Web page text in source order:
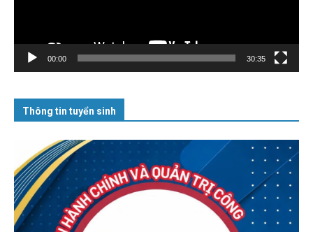
00:00 30:35
Thông tin tuyển sinh